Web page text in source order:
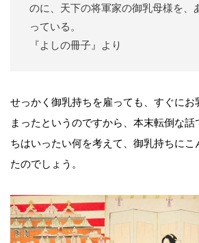
のに、天下の将軍家の御乳母様を、
っている。
『よしの冊子』より
せっかく御乳持ちを雇っても、すぐにお
まったというのですから、本末転倒な話
ちはいったい何を考えて、御乳持ちにこ
たのでしょう。